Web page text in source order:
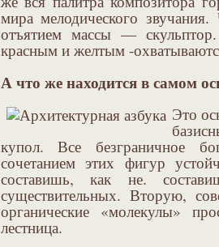
мира мелодического
отъятием массы —
красным и желтым -
А что же находится в самом
Это
купол. Все безграничное
сочетанием этих фигур
составишь, как не.
существительных. Вторую,
органические «молекулы»
лестница.